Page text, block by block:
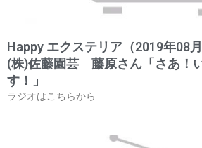
Happy エクステリア（2019年08
(株)佐藤園芸 藤原さん「さあ！
す！」
ラジオはこちらから